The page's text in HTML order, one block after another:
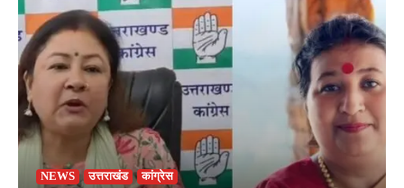
NEWS उत्तराखंड कांग्रेस